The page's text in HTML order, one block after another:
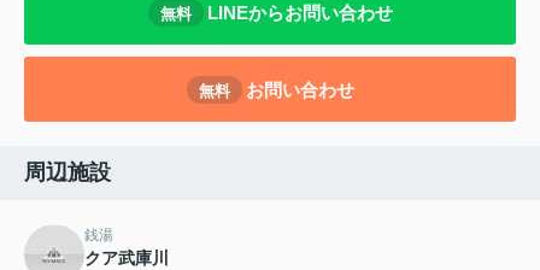
無料 LINEからお問い合わせ
無料 お問い合わせ
周辺施設
銭湯
クア武庫川